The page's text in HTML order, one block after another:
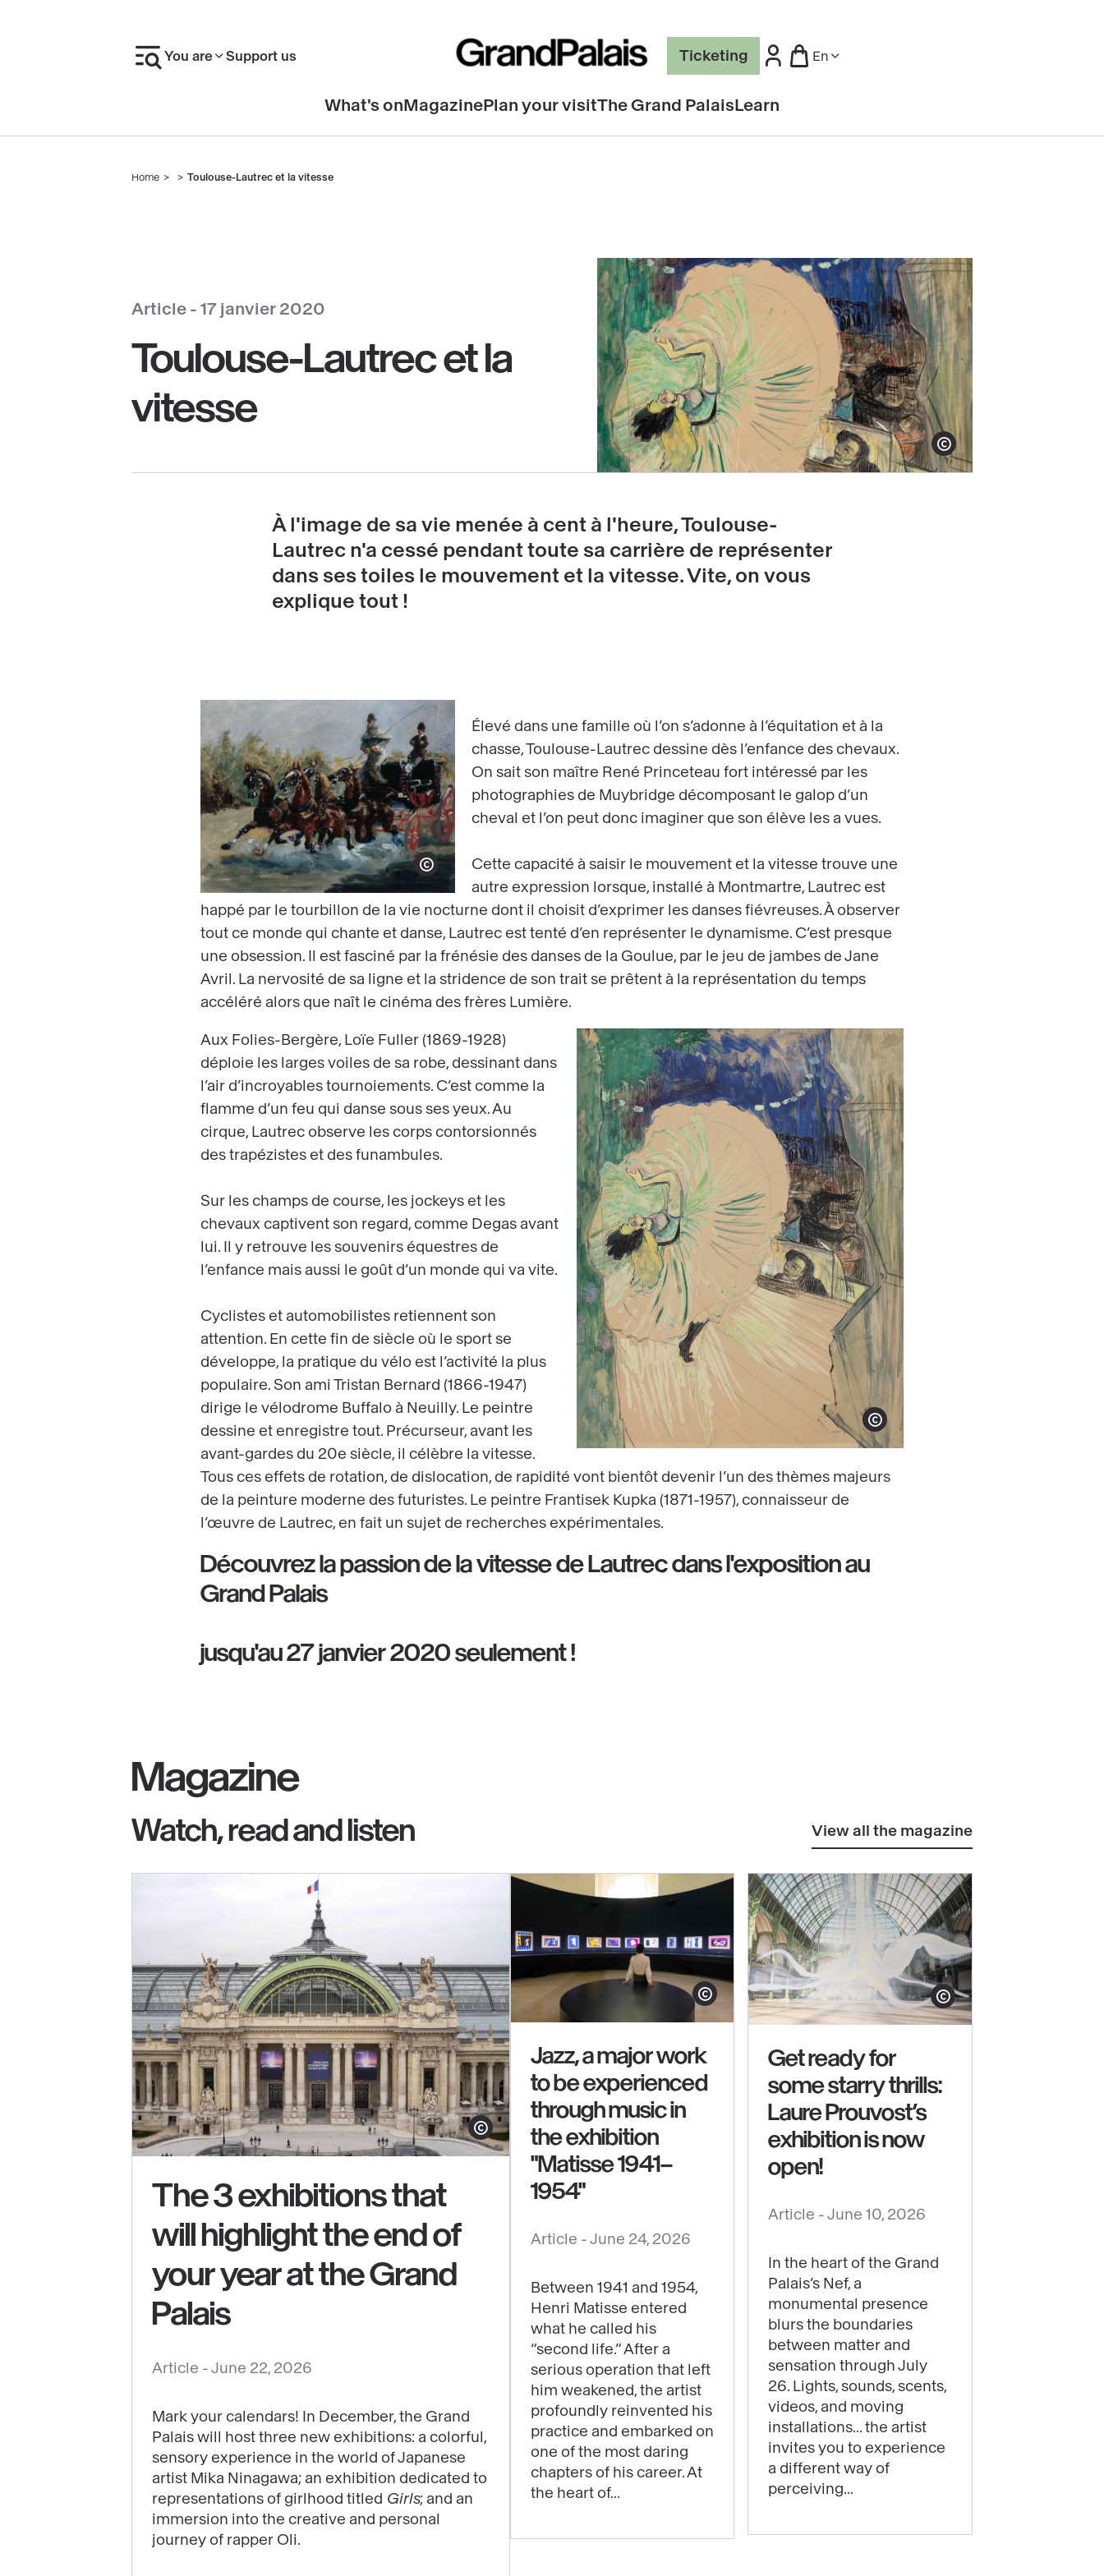
You are Support us Ticketing En
What's on MagazinePlan your visitThe Grand PalaisLearn
Breadcrumb
Home Toulouse-Lautrec et la vitesse
Article - 17 janvier 2020
Toulouse-Lautrec et la
vitesse
Show copyright
À l'image de sa vie menée à cent à l'heure, Toulouse-
Lautrec n'a cessé pendant toute sa carrière de représenter
dans ses toiles le mouvement et la vitesse. Vite, on vous
explique tout !
Show copyright
Élevé dans une famille où l’on s’adonne à l’équitation et à la
chasse, Toulouse-Lautrec dessine dès l’enfance des chevaux.
On sait son maître René Princeteau fort intéressé par les
photographies de Muybridge décomposant le galop d’un
cheval et l’on peut donc imaginer que son élève les a vues.
Cette capacité à saisir le mouvement et la vitesse trouve une
autre expression lorsque, installé à Montmartre, Lautrec est
happé par le tourbillon de la vie nocturne dont il choisit d’exprimer les danses fiévreuses. À observer
tout ce monde qui chante et danse, Lautrec est tenté d’en représenter le dynamisme. C’est presque
une obsession. Il est fasciné par la frénésie des danses de la Goulue, par le jeu de jambes de Jane
Avril. La nervosité de sa ligne et la stridence de son trait se prêtent à la représentation du temps
accéléré alors que naît le cinéma des frères Lumière.
Show copyright
Aux Folies-Bergère, Loïe Fuller (1869-1928)
déploie les larges voiles de sa robe, dessinant dans
l’air d’incroyables tournoiements. C’est comme la
flamme d’un feu qui danse sous ses yeux. Au
cirque, Lautrec observe les corps contorsionnés
des trapézistes et des funambules.
Sur les champs de course, les jockeys et les
chevaux captivent son regard, comme Degas avant
lui. Il y retrouve les souvenirs équestres de
l’enfance mais aussi le goût d’un monde qui va vite.
Cyclistes et automobilistes retiennent son
attention. En cette fin de siècle où le sport se
développe, la pratique du vélo est l’activité la plus
populaire. Son ami Tristan Bernard (1866-1947)
dirige le vélodrome Buffalo à Neuilly. Le peintre
dessine et enregistre tout. Précurseur, avant les
avant-gardes du 20e siècle, il célèbre la vitesse.
Tous ces effets de rotation, de dislocation, de rapidité vont bientôt devenir l’un des thèmes majeurs
de la peinture moderne des futuristes. Le peintre Frantisek Kupka (1871-1957), connaisseur de
l’œuvre de Lautrec, en fait un sujet de recherches expérimentales.
Découvrez la passion de la vitesse de Lautrec dans l'exposition au
Grand Palais
jusqu'au 27 janvier 2020 seulement !
Magazine
Watch, read and listen View all the magazine
content
The
exhibitions
will
highlight
the
end
your
Show copyright
Article - June 22, 2026
The 3 exhibitions that
will highlight the end of
your year at the Grand
Palais
Mark your calendars! In December, the Grand
Palais will host three new exhibitions: a colorful,
sensory experience in the world of Japanese
artist Mika Ninagawa; an exhibition dedicated to
representations of girlhood titled Girls; and an
immersion into the creative and personal
journey of rapper Oli.
See
Jazz,
major
work
experienced
through
music
Show copyright
Jazz, a major work
to be experienced
through music in
the exhibition
"Matisse 1941–
1954"
Article - June 24, 2026
Between 1941 and 1954,
Henri Matisse entered
what he called his
“second life.” After a
serious operation that left
him weakened, the artist
profoundly reinvented his
practice and embarked on
one of the most daring
chapters of his career. At
the heart of...
Get
ready
some
starry
thrills:
Laure
Prouvost’s
exhibition
Show copyright
Get ready for
some starry thrills:
Laure Prouvost’s
exhibition is now
open!
Article -June 10, 2026
In the heart of the Grand
Palais’s Nef, a
monumental presence
blurs the boundaries
between matter and
sensation through July
26. Lights, sounds, scents,
videos, and moving
installations... the artist
invites you to experience
a different way of
perceiving...